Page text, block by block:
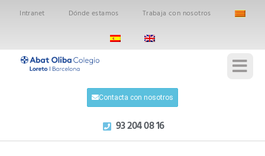
Intranet Dónde estamos Trabaja con nosotros
Contacta con nosotros
93 204 08 16